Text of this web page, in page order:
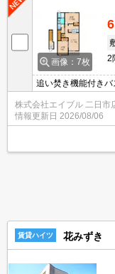
画像：7枚
2
追い焚き機能付きバ
水洗浄便座付き。
株式会社エイブル 二日市
情報更新日 2026/08/06
賃貸ハイツ 花みずき